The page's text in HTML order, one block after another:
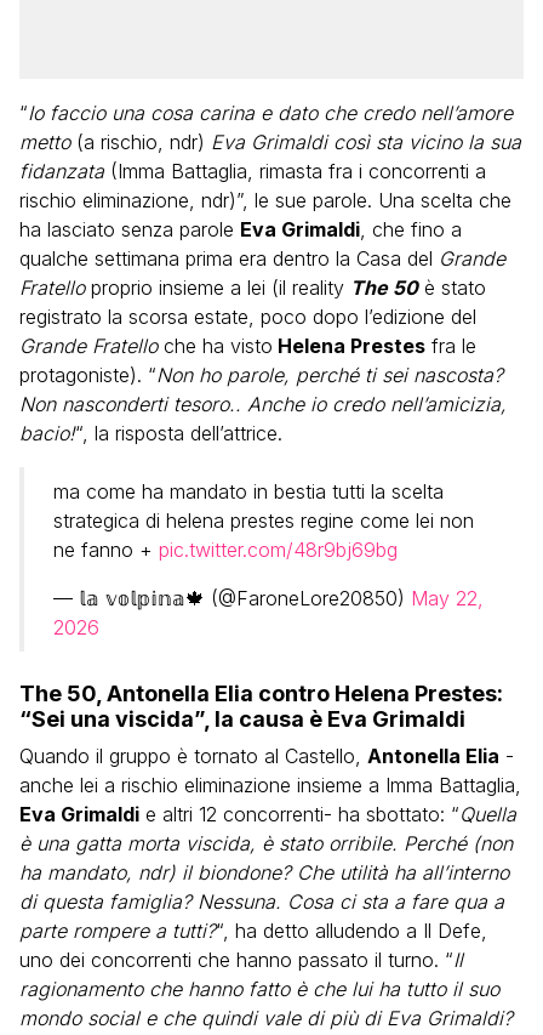
“Io faccio una cosa carina e dato che credo nell’amore
metto(a rischio, ndr) Eva Grimaldi così sta vicino la sua
fidanzata (Imma Battaglia, rimasta fra i concorrenti a
rischio eliminazione, ndr)”, le sue parole. Una scelta che
ha lasciato senza parole Eva Grimaldi, che fino a
qualche settimana prima era dentro la Casa del Grande
Fratelloproprio insieme a lei (il reality The 50è stato
registrato la scorsa estate, poco dopo l’edizione del
Grande Fratelloche ha visto Helena Prestes fra le
protagoniste). “Non ho parole, perché ti sei nascosta?
Non nasconderti tesoro.. Anche io credo nell’amicizia,
bacio!“, la risposta dell’attrice.
ma come ha mandato in bestia tutti la scelta
strategica di helena prestes regine come lei non
ne fanno + pic.twitter.com/48r9bj69bg
— 𝕝𝕒 𝕧𝕠𝕝𝕡𝕚𝕟𝕒🍁 (@FaroneLore20850) May 22,
2026
The 50, Antonella Elia contro Helena Prestes:
“Sei una viscida”, la causa è Eva Grimaldi
Quando il gruppo è tornato al Castello, Antonella Elia -
anche lei a rischio eliminazione insieme a Imma Battaglia,
Eva Grimaldi e altri 12 concorrenti- ha sbottato: “Quella
è una gatta morta viscida, è stato orribile. Perché (non
ha mandato, ndr) il biondone? Che utilità ha all’interno
di questa famiglia? Nessuna. Cosa ci sta a fare qua a
parte rompere a tutti?“, ha detto alludendo a Il Defe,
uno dei concorrenti che hanno passato il turno. “Il
ragionamento che hanno fatto è che lui ha tutto il suo
mondo social e che quindi vale di più di Eva Grimaldi?